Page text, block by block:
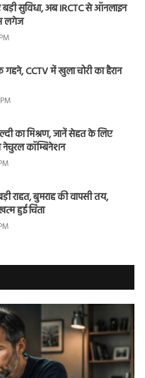
बड़ी सुविधा, अब IRCTC से ऑनलाइन
लगेज
CCTV में खुला चोरी का हैरान
का मिश्रण, जानें सेहत के लिए
कॉम्बिनेशन
राहत, बुमराह की वापसी तय,
हुई चिंता